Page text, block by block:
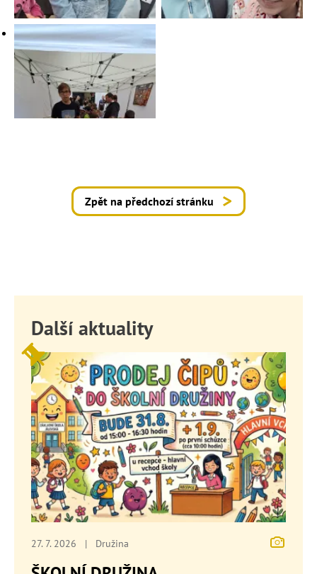
Zpět na předchozí stránku
Další aktuality
27. 7. 2026 | Družina